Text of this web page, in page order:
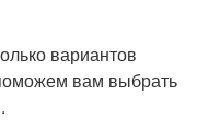
вариантов
вам выбрать